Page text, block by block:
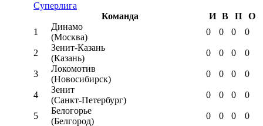
Суперлига
Команда
И В П
О
1
Динамо
(Москва)
0 0 0 0
2
Зенит-Казань
(Казань)
0 0 0 0
3
Локомотив
(Новосибирск)
0 0 0 0
4
Зенит
(Санкт-Петербург)
0 0 0 0
5
Белогорье
(Белгород)
0 0 0 0